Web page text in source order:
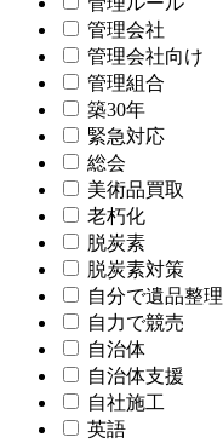
管理会社
管理会社向け
管理組合
築30年
緊急対応
総会
美術品買取
老朽化
脱炭素
脱炭素対策
自分で遺品整理
自力で競売
自治体
自治体支援
自社施工
英語